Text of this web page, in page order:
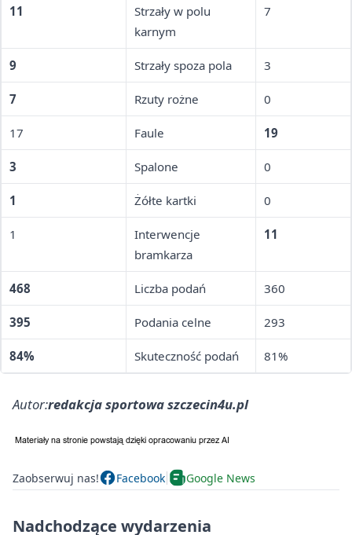
11
Strzały w polu
karnym
7
9 Strzały spoza pola 3
7 Rzuty rożne 0
17 Faule 19
3 Spalone 0
1 Żółte kartki 0
1
Interwencje
bramkarza
11
468 Liczba podań 360
395 Podania celne 293
84% Skuteczność podań 81%
Autor:redakcja sportowa szczecin4u.pl
Zaobserwuj nas! Facebook Google News
Nadchodzące wydarzenia